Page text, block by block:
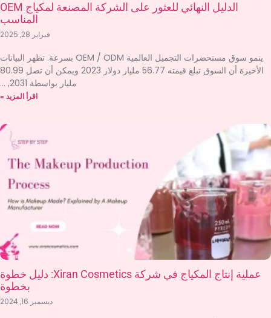
الدليل النهائي للعثور على الشركة المصنعة لمكياج OEM
المناسب
فبراير 28, 2025
ينمو سوق مستحضرات التجميل العالمية OEM / ODM بسرعة. تظهر البيانات
الأخيرة أن السوق تبلغ قيمته 56.77 مليار دولار 2023 ويمكن أن تصل 80.99
مليار بواسطة 2031,
اقرأ المزيد »
عملية إنتاج المكياج في شركة Xiran Cosmetics: دليل خطوة
بخطوة
ديسمبر 16, 2024